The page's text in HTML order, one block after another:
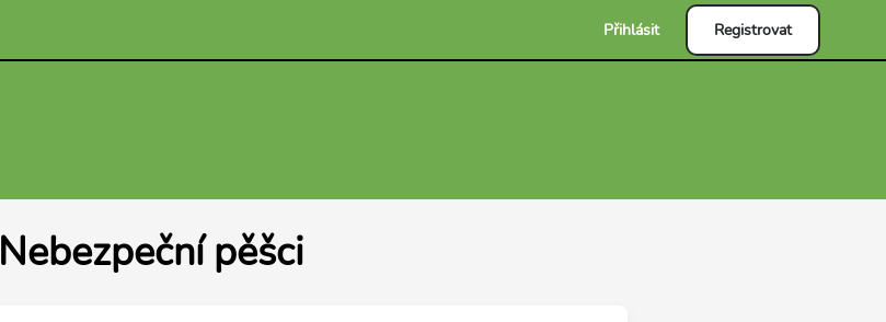
Přihlásit Registrovat
Nebezpeční pěšci